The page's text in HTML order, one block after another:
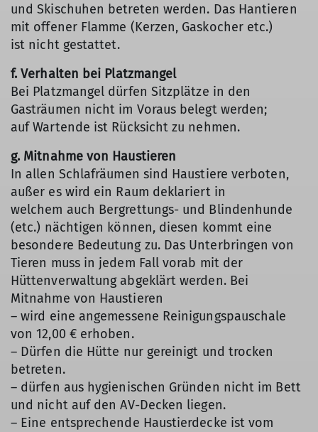
und Skischuhen betreten werden. Das Hantieren
mit offener Flamme (Kerzen, Gaskocher etc.)
ist nicht gestattet.
f. Verhalten bei Platzmangel
Bei Platzmangel dürfen Sitzplätze in den
Gasträumen nicht im Voraus belegt werden;
auf Wartende ist Rücksicht zu nehmen.
g. Mitnahme von Haustieren
In allen Schlafräumen sind Haustiere verboten,
außer es wird ein Raum deklariert in
welchem auch Bergrettungs- und Blindenhunde
(etc.) nächtigen können, diesen kommt eine
besondere Bedeutung zu. Das Unterbringen von
Tieren muss in jedem Fall vorab mit der
Hüttenverwaltung abgeklärt werden. Bei
Mitnahme von Haustieren
– wird eine angemessene Reinigungspauschale
von 12,00 € erhoben.
– Dürfen die Hütte nur gereinigt und trocken
betreten.
– dürfen aus hygienischen Gründen nicht im Bett
und nicht auf den AV-Decken liegen.
– Eine entsprechende Haustierdecke ist vom